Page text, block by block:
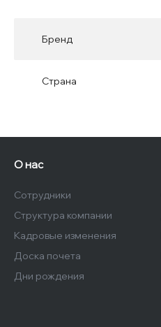
Бренд
Страна
О нас
Сотрудники
Структура компании
Кадровые изменения
Доска почета
Дни рождения